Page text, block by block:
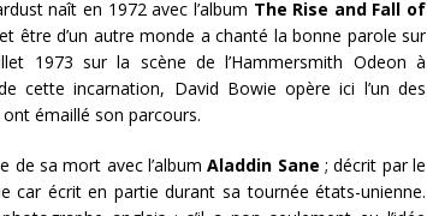
naît en 1972 avec l’album The Rise and Fall of
être d’un autre monde a chanté la bonne parole sur
1973 sur la scène de l’Hammersmith Odeon à
cette incarnation, David Bowie opère ici l’un des
émaillé son parcours.
de sa mort avec l’albumAladdin Sane ; décrit par le
car écrit en partie durant sa tournée états-unienne.